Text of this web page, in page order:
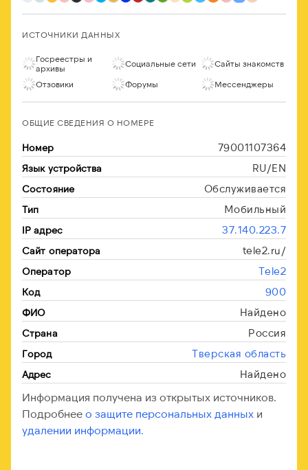
ИСТОЧНИКИ ДАННЫХ
Госреестры и
архивы
Социальные сети Сайты знакомств
Отзовики Форумы Мессенджеры
ОБЩИЕ СВЕДЕНИЯ О НОМЕРЕ
Номер 79001107364
Язык устройства RU/EN
Состояние Обслуживается
Тип Мобильный
IP адрес 37.140.223.7
Сайт оператора tele2.ru/
Оператор Tele2
Код 900
ФИО Найдено
Страна Россия
Город Тверская область
Адрес Найдено
Информация получена из открытых источников.
Подробнее о защите персональных данных и
удалении информации.